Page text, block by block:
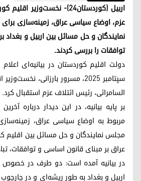
اربیل (کوردستان٢٤)-
عزم، اوضاع سیاسی عراق، زمینه‌‌سازی‌ برای
نمایندگان و حل مسائل بین اربیل و بغداد
توافقات را بررسی کردند.
سپتامبر ۲۰۲۵، مسرور بارزانی،
السامرائی، رئیس ائتلاف عزم استقبال کرد.
بر پایه بیانیه، در این دیدار درباره
مربوط به اوضاع سیاسی عراق، زمینه‌سازی
مجلس نمایندگان و حل مسائل بین اقلیم
عراق بر مبنای قانون اساسی و توافقات،
در بیانیه آمده است: دو طرف در
اربیل و بغداد به طور ریشه‌ای و در